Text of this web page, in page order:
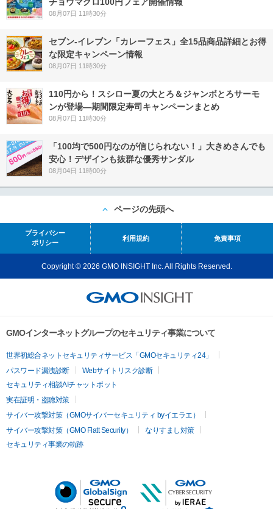
08月07日 11時30分
セブン‐イレブン「カレーフェス」全15品商品詳細とお得
な限定キャンペーン情報
08月07日 11時30分
110円から！スシロー夏の大とろ＆ジャンボとろサーモ
ンが登場―期間限定寿司キャンペーンまとめ
08月07日 11時30分
「100均で500円なのが信じられない！」大きめさんでも
安心！デザインも抜群な優秀サンダル
08月04日 11時00分
ページの先頭へ
プライバシー
ポリシー
利用規約 免責事項
Copyright © 2026 GMO INSIGHT Inc. All Rights Reserved.
GMOインターネットグループのセキュリティ事業について
世界初総合ネットセキュリティサービス「GMOセキュリティ24」
パスワード漏洩診断
Webサイトリスク診断
セキュリティ相談AIチャットボット
実在証明・盗聴対策
サイバー攻撃対策（GMOサイバーセキュリティ byイエラエ）
サイバー攻撃対策（GMO Flatt Security）
なりすまし対策
セキュリティ事業の軌跡